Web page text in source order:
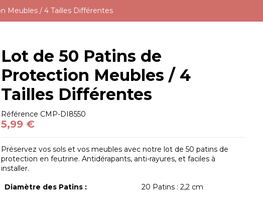
Meubles / 4 Tailles Différentes
Lot de 50 Patins de
Protection Meubles / 4
Tailles Différentes
Référence CMP-DI8550
5,99 €
Préservez vos sols et vos meubles avec notre lot de 50 patins de
protection en feutrine. Antidérapants, anti-rayures, et faciles à
installer.
Diamètre des Patins :
20 Patins : 2,2 cm